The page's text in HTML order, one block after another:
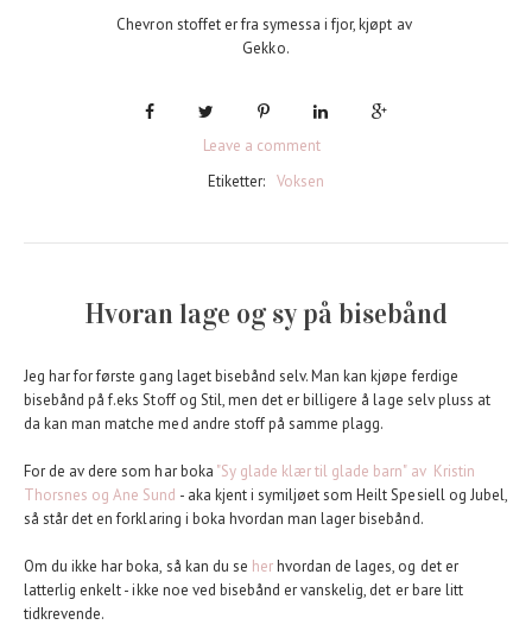
Chevron stoffet er fra symessa i fjor, kjøpt av
Gekko.
Leave a comment
Etiketter: Voksen
Hvoran lage og sy på bisebånd
Jeg har for første gang laget bisebånd selv. Man kan kjøpe ferdige
bisebånd på f.eks Stoff og Stil, men det er billigere å lage selv pluss at
da kan man matche med andre stoff på samme plagg.
For de av dere som har boka "Sy glade klær til glade barn" av Kristin
Thorsnes og Ane Sund - aka kjent i symiljøet som Heilt Spesiell og Jubel,
så står det en forklaring i boka hvordan man lager bisebånd.
Om du ikke har boka, så kan du se herhvordan de lages, og det er
latterlig enkelt - ikke noe ved bisebånd er vanskelig, det er bare litt
tidkrevende.